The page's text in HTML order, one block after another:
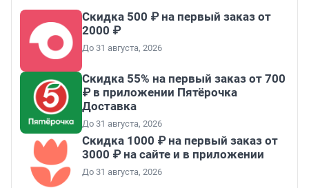
Скидка 500 ₽ на первый заказ от
2000 ₽
До 31 августа, 2026
Скидка 55% на первый заказ от 700
₽ в приложении Пятёрочка
Доставка
До 31 августа, 2026
Скидка 1000 ₽ на первый заказ от
3000 ₽ на сайте и в приложении
До 31 августа, 2026